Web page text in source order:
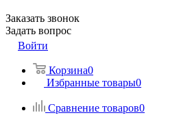
Заказать звонок
Задать вопрос
Войти
Корзина0
Избранные товары0
Сравнение товаров0